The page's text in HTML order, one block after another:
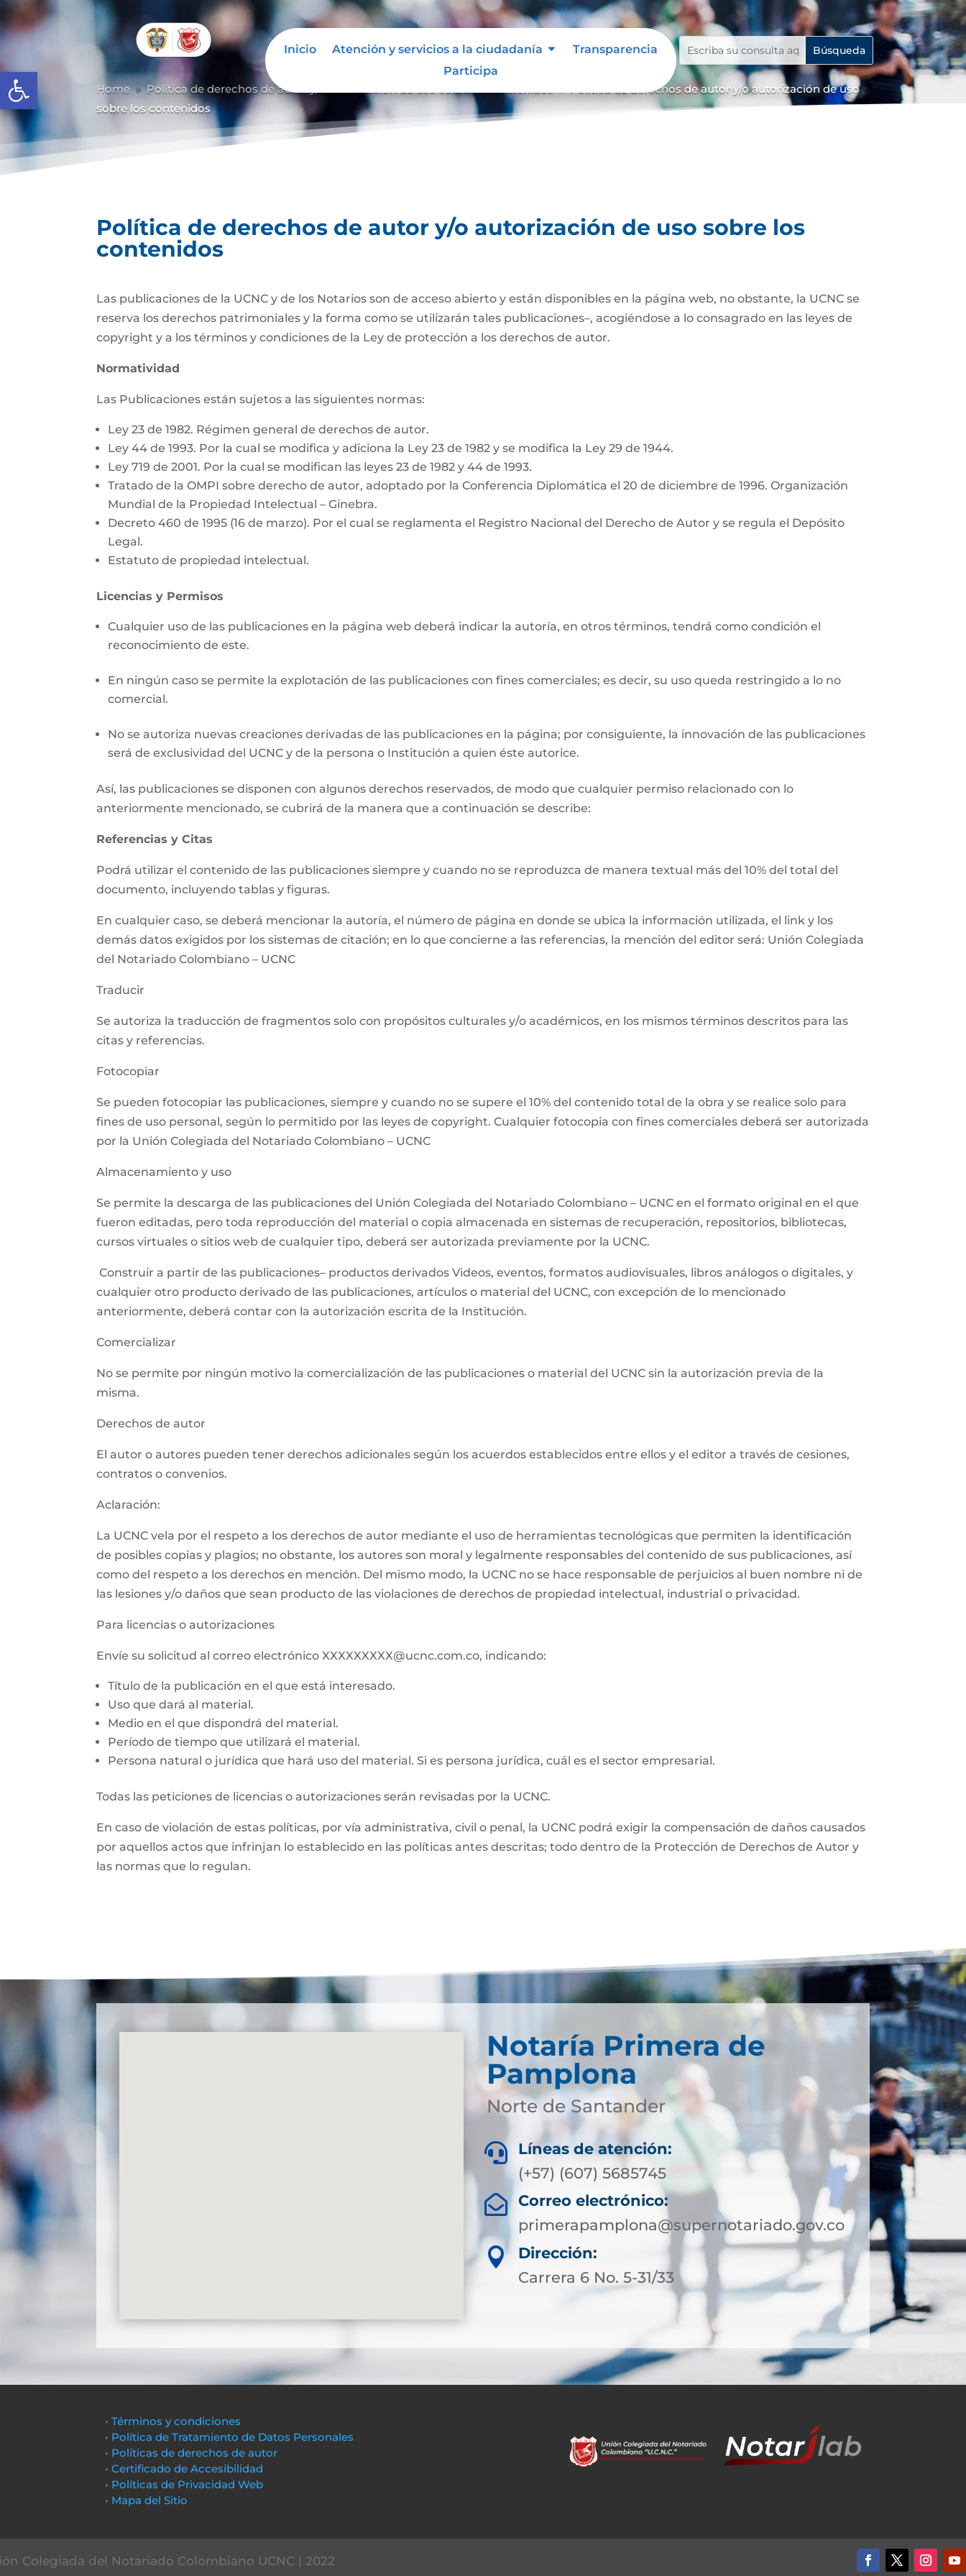
Abrir barra de herramientas
Inicio Atención y servicios a la ciudadanía
Transparencia
Participa
Home 9 Política de derechos de autor y/
Política de derechos de autor y/o autorización de uso
sobre los contenidos
Política de derechos de autor y/o autorización de uso sobre los
contenidos
Las publicaciones de la UCNC y de los Notarios son de acceso abierto y están disponibles en la página web, no obstante, la UCNC se
reserva los derechos patrimoniales y la forma como se utilizarán tales publicaciones–, acogiéndose a lo consagrado en las leyes de
copyright y a los términos y condiciones de la Ley de protección a los derechos de autor.
Normatividad
Las Publicaciones están sujetos a las siguientes normas:
Ley 23 de 1982. Régimen general de derechos de autor.
Ley 44 de 1993. Por la cual se modifica y adiciona la Ley 23 de 1982 y se modifica la Ley 29 de 1944.
Ley 719 de 2001. Por la cual se modifican las leyes 23 de 1982 y 44 de 1993.
Tratado de la OMPI sobre derecho de autor, adoptado por la Conferencia Diplomática el 20 de diciembre de 1996. Organización
Mundial de la Propiedad Intelectual – Ginebra.
Decreto 460 de 1995 (16 de marzo). Por el cual se reglamenta el Registro Nacional del Derecho de Autor y se regula el Depósito
Legal.
Estatuto de propiedad intelectual.
Licencias y Permisos
Cualquier uso de las publicaciones en la página web deberá indicar la autoría, en otros términos, tendrá como condición el
reconocimiento de este.
En ningún caso se permite la explotación de las publicaciones con fines comerciales; es decir, su uso queda restringido a lo no
comercial.
No se autoriza nuevas creaciones derivadas de las publicaciones en la página; por consiguiente, la innovación de las publicaciones
será de exclusividad del UCNC y de la persona o Institución a quien éste autorice.
Así, las publicaciones se disponen con algunos derechos reservados, de modo que cualquier permiso relacionado con lo
anteriormente mencionado, se cubrirá de la manera que a continuación se describe:
Referencias y Citas
Podrá utilizar el contenido de las publicaciones siempre y cuando no se reproduzca de manera textual más del 10% del total del
documento, incluyendo tablas y figuras.
En cualquier caso, se deberá mencionar la autoría, el número de página en donde se ubica la información utilizada, el link y los
demás datos exigidos por los sistemas de citación; en lo que concierne a las referencias, la mención del editor será: Unión Colegiada
del Notariado Colombiano – UCNC
Traducir
Se autoriza la traducción de fragmentos solo con propósitos culturales y/o académicos, en los mismos términos descritos para las
citas y referencias.
Fotocopiar
Se pueden fotocopiar las publicaciones, siempre y cuando no se supere el 10% del contenido total de la obra y se realice solo para
fines de uso personal, según lo permitido por las leyes de copyright. Cualquier fotocopia con fines comerciales deberá ser autorizada
por la Unión Colegiada del Notariado Colombiano – UCNC
Almacenamiento y uso
Se permite la descarga de las publicaciones del Unión Colegiada del Notariado Colombiano – UCNC en el formato original en el que
fueron editadas, pero toda reproducción del material o copia almacenada en sistemas de recuperación, repositorios, bibliotecas,
cursos virtuales o sitios web de cualquier tipo, deberá ser autorizada previamente por la UCNC.
Construir a partir de las publicaciones– productos derivados Videos, eventos, formatos audiovisuales, libros análogos o digitales, y
cualquier otro producto derivado de las publicaciones, artículos o material del UCNC, con excepción de lo mencionado
anteriormente, deberá contar con la autorización escrita de la Institución.
Comercializar
No se permite por ningún motivo la comercialización de las publicaciones o material del UCNC sin la autorización previa de la
misma.
Derechos de autor
El autor o autores pueden tener derechos adicionales según los acuerdos establecidos entre ellos y el editor a través de cesiones,
contratos o convenios.
Aclaración:
La UCNC vela por el respeto a los derechos de autor mediante el uso de herramientas tecnológicas que permiten la identificación
de posibles copias y plagios; no obstante, los autores son moral y legalmente responsables del contenido de sus publicaciones, así
como del respeto a los derechos en mención. Del mismo modo, la UCNC no se hace responsable de perjuicios al buen nombre ni de
las lesiones y/o daños que sean producto de las violaciones de derechos de propiedad intelectual, industrial o privacidad.
Para licencias o autorizaciones
Envíe su solicitud al correo electrónico XXXXXXXXX@ucnc.com.co, indicando:
Título de la publicación en el que está interesado.
Uso que dará al material.
Medio en el que dispondrá del material.
Período de tiempo que utilizará el material.
Persona natural o jurídica que hará uso del material. Si es persona jurídica, cuál es el sector empresarial.
Todas las peticiones de licencias o autorizaciones serán revisadas por la UCNC.
En caso de violación de estas políticas, por vía administrativa, civil o penal, la UCNC podrá exigir la compensación de daños causados
por aquellos actos que infrinjan lo establecido en las políticas antes descritas; todo dentro de la Protección de Derechos de Autor y
las normas que lo regulan.
Notaría Primera de
Pamplona
Norte de Santander

Líneas de atención:
(+57) (607) 5685745

Correo electrónico:
primerapamplona@supernotariado.gov.co

Dirección:
Carrera 6 No. 5-31/33
• Términos y condiciones
• Política de Tratamiento de Datos Personales
• Políticas de derechos de autor
• Certificado de Accesibilidad
• Políticas de Privacidad Web
• Mapa del Sitio
Colegiada del Notariado Colombiano UCNC | 2022